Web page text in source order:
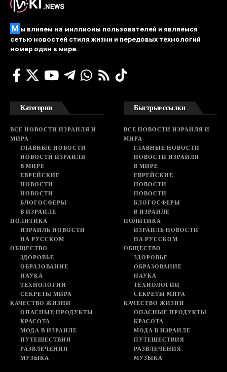
М ы влияем на миллионы пользователей и являемся
сетью новостей стиля жизни и передовых технологий
номер один в мире.
Категории
ВСЕ НОВОСТИ ИЗРАИЛЯ И
МИРА
ГЛАВНЫЕ НОВОСТИ
НОВОСТИ ИЗРАИЛЯ
В МИРЕ
ЕВРЕЙСКИЕ
НОВОСТИ
НОВОСТИ
БЛОГОСФЕРЫ
В ИЗРАИЛЕ
ПОЛИТИКА
ИЗРАИЛЬ НОВОСТИ
НА РУССКОМ
ОБЩЕСТВО
ЗДОРОВЬЕ
ОБРАЗОВАНИЕ
НАУКА
ТЕХНОЛОГИИ
СЕКРЕТЫ МИРА
КАЧЕСТВО ЖИЗНИ
ОПАСНЫЕ ПРОДУКТЫ
КРАСОТА
МОДА В ИЗРАИЛЕ
ПУТЕШЕСТВИЯ
РАЗВЛЕЧЕНИЯ
МУЗЫКА
Быстрые ссылки
ВСЕ НОВОСТИ ИЗРАИЛЯ И
МИРА
ГЛАВНЫЕ НОВОСТИ
НОВОСТИ ИЗРАИЛЯ
В МИРЕ
ЕВРЕЙСКИЕ
НОВОСТИ
НОВОСТИ
БЛОГОСФЕРЫ
В ИЗРАИЛЕ
ПОЛИТИКА
ИЗРАИЛЬ НОВОСТИ
НА РУССКОМ
ОБЩЕСТВО
ЗДОРОВЬЕ
ОБРАЗОВАНИЕ
НАУКА
ТЕХНОЛОГИИ
СЕКРЕТЫ МИРА
КАЧЕСТВО ЖИЗНИ
ОПАСНЫЕ ПРОДУКТЫ
КРАСОТА
МОДА В ИЗРАИЛЕ
ПУТЕШЕСТВИЯ
РАЗВЛЕЧЕНИЯ
МУЗЫКА